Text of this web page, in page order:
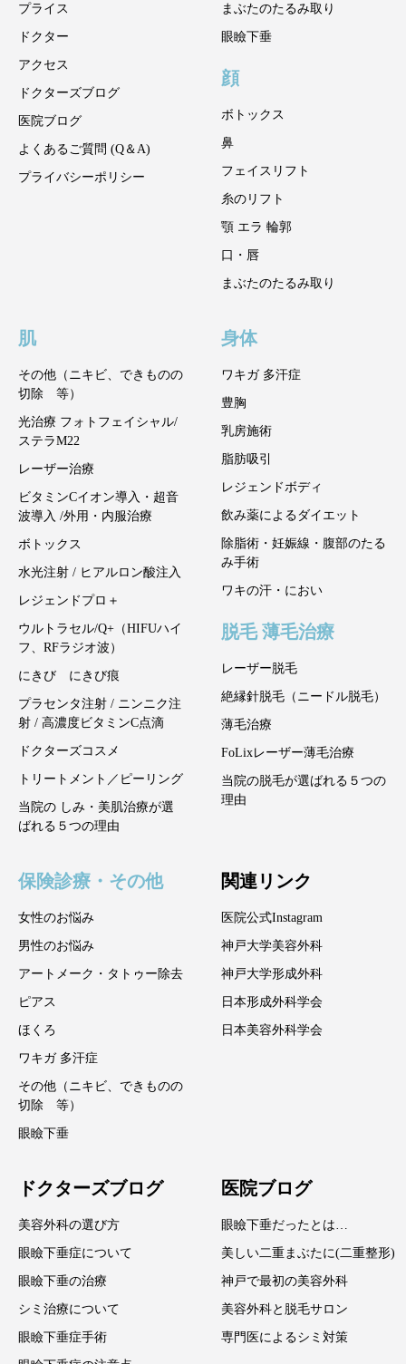
プライス
ドクター
アクセス
ドクターズブログ
医院ブログ
よくあるご質問 (Q＆A)
プライバシーポリシー
まぶたのたるみ取り
眼瞼下垂
顔
ボトックス
鼻
フェイスリフト
糸のリフト
顎 エラ 輪郭
口・唇
まぶたのたるみ取り
肌
その他（ニキビ、できものの
切除 等）
光治療 フォトフェイシャル/
ステラM22
レーザー治療
ビタミンCイオン導入・超音
波導入 /外用・内服治療
ボトックス
水光注射 / ヒアルロン酸注入
レジェンドプロ＋
ウルトラセル/Q+（HIFUハイ
フ、RFラジオ波）
にきび にきび痕
プラセンタ注射 / ニンニク注
射 / 高濃度ビタミンC点滴
ドクターズコスメ
トリートメント／ピーリング
当院の しみ・美肌治療が選
ばれる５つの理由
身体
ワキガ 多汗症
豊胸
乳房施術
脂肪吸引
レジェンドボディ
飲み薬によるダイエット
除脂術・妊娠線・腹部のたる
み手術
ワキの汗・におい
脱毛 薄毛治療
レーザー脱毛
絶縁針脱毛（ニードル脱毛）
薄毛治療
FoLixレーザー薄毛治療
当院の脱毛が選ばれる５つの
理由
保険診療・その他
女性のお悩み
男性のお悩み
アートメーク・タトゥー除去
ピアス
ほくろ
ワキガ 多汗症
その他（ニキビ、できものの
切除 等）
眼瞼下垂
関連リンク
医院公式Instagram
神戸大学美容外科
神戸大学形成外科
日本形成外科学会
日本美容外科学会
ドクターズブログ
美容外科の選び方
眼瞼下垂症について
眼瞼下垂の治療
シミ治療について
眼瞼下垂症手術
医院ブログ
眼瞼下垂だったとは…
美しい二重まぶたに(二重整形)
神戸で最初の美容外科
美容外科と脱毛サロン
専門医によるシミ対策